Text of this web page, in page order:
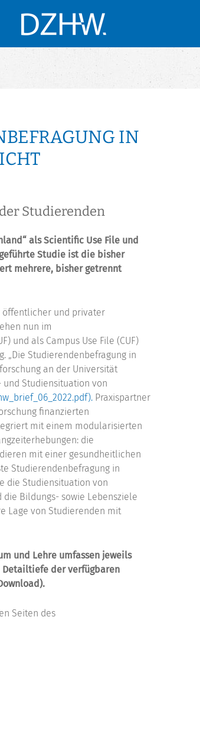
IN
Studierenden
als Scientific Use File und
Studie ist die bisher
mehrere, bisher getrennt
öffentlicher und privater
nun im
und als Campus Use File (CUF)
„Die Studierendenbefragung in
an der Universität
und Studiensituation von
Praxispartner
finanzierten
mit einem modularisierten
die
mit einer gesundheitlichen
Studierendenbefragung in
die Studiensituation von
Bildungs- sowie Lebensziele
Lage von Studierenden mit
und Lehre umfassen jeweils
Detailtiefe der verfügbaren
Seiten des